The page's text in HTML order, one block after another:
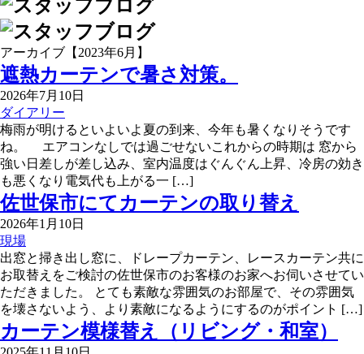
アーカイブ【2023年6月】
遮熱カーテンで暑さ対策。
2026年7月10日
ダイアリー
梅雨が明けるといよいよ夏の到来、今年も暑くなりそうです
ね。 エアコンなしでは過ごせないこれからの時期は 窓から
強い日差しが差し込み、室内温度はぐんぐん上昇、冷房の効き
も悪くなり電気代も上がる一 […]
佐世保市にてカーテンの取り替え
2026年1月10日
現場
出窓と掃き出し窓に、ドレープカーテン、レースカーテン共に
お取替えをご検討の佐世保市のお客様のお家へお伺いさせてい
ただきました。 とても素敵な雰囲気のお部屋で、その雰囲気
を壊さないよう、より素敵になるようにするのがポイント […]
カーテン模様替え（リビング・和室）